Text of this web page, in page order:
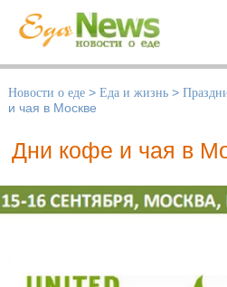
Новости о еде > Еда и жизнь >
и чая в Москве
Дни кофе и чая в